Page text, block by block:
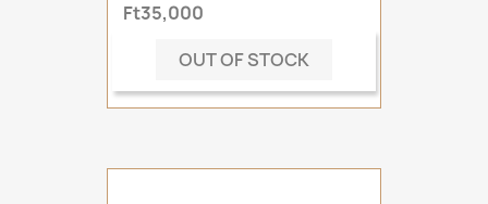
Ft35,000
OUT OF STOCK